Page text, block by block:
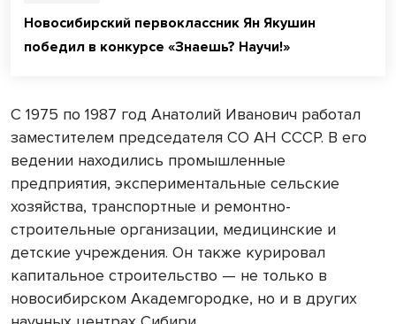
Новосибирский первоклассник Ян Якушин
победил в конкурсе «Знаешь? Научи!»
С 1975 по 1987 год Анатолий Иванович работал
заместителем председателя СО АН СССР. В его
ведении находились промышленные
предприятия, экспериментальные сельские
хозяйства, транспортные и ремонтно-
строительные организации, медицинские и
детские учреждения. Он также курировал
капитальное строительство — не только в
новосибирском Академгородке, но и в других